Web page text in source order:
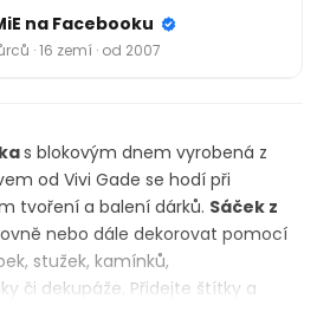
na Facebooku
· 16 zemí · od 2007
s blokovým dnem vyrobená z
od Vivi Gade se hodí při
tvoření a balení dárků. Sáček z
nebo dále dekorovat pomocí
stužek, kamínků,
či dekupáže. Přidejte štítky a